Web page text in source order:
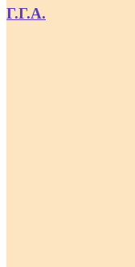
Γ.Γ.Α.